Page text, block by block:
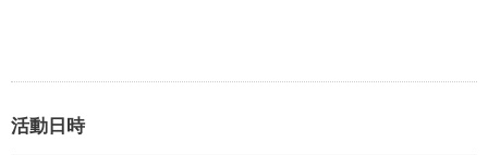
活動日時